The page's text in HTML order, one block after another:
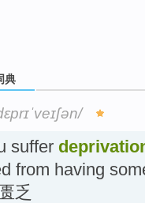
典
suffer
from having
乏